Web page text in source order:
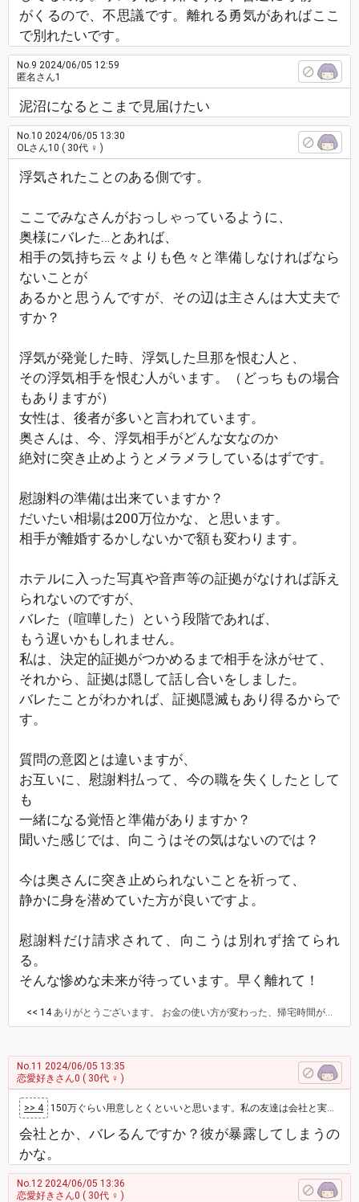
がくるので、不思議です。離れる勇気があればここ
で別れたいです。
No.9 2024/06/05 12:59
匿名さん1
泥沼になるとこまで見届けたい
No.10 2024/06/05 13:30
OLさん10 ( 30代 ♀ )
浮気されたことのある側です。
ここでみなさんがおっしゃっているように、
奥様にバレた…とあれば、
相手の気持ち云々よりも色々と準備しなければなら
ないことが
あるかと思うんですが、その辺は主さんは大丈夫で
すか？
浮気が発覚した時、浮気した旦那を恨む人と、
その浮気相手を恨む人がいます。（どっちもの場合
もありますが）
女性は、後者が多いと言われています。
奥さんは、今、浮気相手がどんな女なのか
絶対に突き止めようとメラメラしているはずです。
慰謝料の準備は出来ていますか？
だいたい相場は200万位かな、と思います。
相手が離婚するかしないかで額も変わります。
ホテルに入った写真や音声等の証拠がなければ訴え
られないのですが、
バレた（喧嘩した）という段階であれば、
もう遅いかもしれません。
私は、決定的証拠がつかめるまで相手を泳がせて、
それから、証拠は隠して話し合いをしました。
バレたことがわかれば、証拠隠滅もあり得るからで
す。
質問の意図とは違いますが、
お互いに、慰謝料払って、今の職を失くしたとして
も
一緒になる覚悟と準備がありますか？
聞いた感じでは、向こうはその気はないのでは？
今は奥さんに突き止められないことを祈って、
静かに身を潜めていた方が良いですよ。
慰謝料だけ請求されて、向こうは別れず捨てられ
る。
そんな惨めな未来が待っています。早く離れて！
<< 14ありがとうございます。 お金の使い方が変わった、帰宅時間が遅いときがある、どうした？と問い詰められたそうです。彼は亭主関白なタイプで、何もないと言い切ったそうです。 その後とくにこの話題は出ないらしいけど、決定的なことにはなっていないらしいんです、彼いわく。帰宅後もLINEは帰ってきます。悪い方向を想像すると恐怖に襲われてきました。
No.11 2024/06/05 13:35
恋愛好きさん0 ( 30代 ♀ )
>> 4 150万ぐらい用意しとくといいと思います。私の友達は会社と実家にばらされて引っ越しました。
会社とか、バレるんですか？彼が暴露してしまうの
かな。
No.12 2024/06/05 13:36
恋愛好きさん0 ( 30代 ♀ )